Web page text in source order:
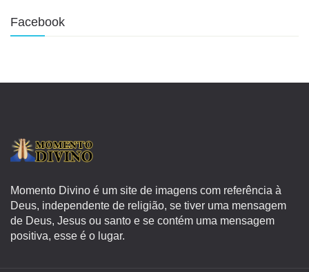
Facebook
Momento Divino é um site de imagens com referência à
Deus, independente de religião, se tiver uma mensagem
de Deus, Jesus ou santo e se contém uma mensagem
positiva, esse é o lugar.